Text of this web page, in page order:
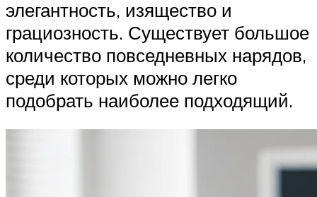
элегантность, изящество и
грациозность. Существует большое
количество повседневных нарядов,
среди которых можно легко
подобрать наиболее подходящий.